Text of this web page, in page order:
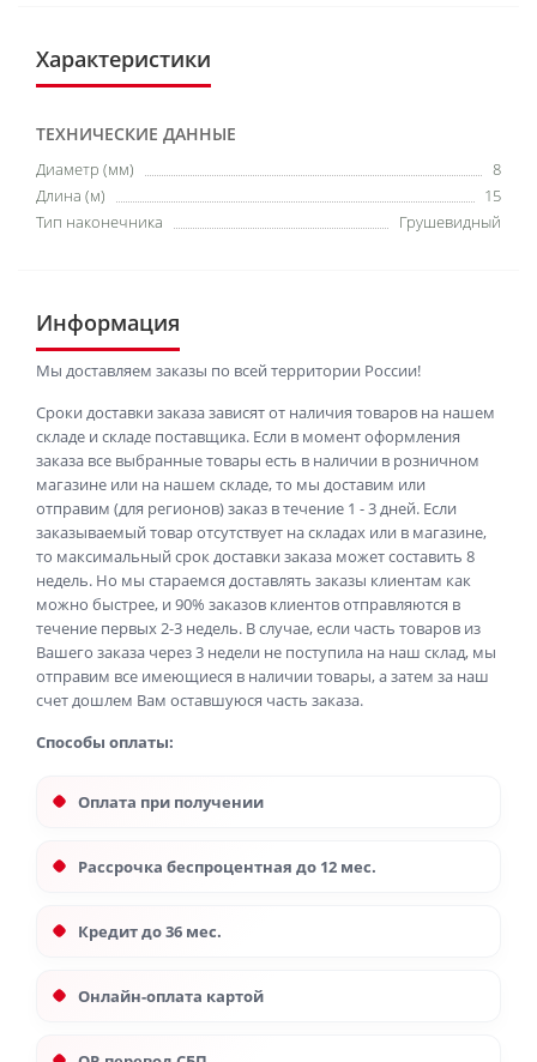
Характеристики
ТЕХНИЧЕСКИЕ ДАННЫЕ
Диаметр (мм)
8
Длина (м)
15
Тип наконечника
Грушевидный
Информация
Мы доставляем заказы по всей территории России!
Сроки доставки заказа зависят от наличия товаров на нашем
складе и складе поставщика. Если в момент оформления
заказа все выбранные товары есть в наличии в розничном
магазине или на нашем складе, то мы доставим или
отправим (для регионов) заказ в течение 1 - 3 дней. Если
заказываемый товар отсутствует на складах или в магазине,
то максимальный срок доставки заказа может составить 8
недель. Но мы стараемся доставлять заказы клиентам как
можно быстрее, и 90% заказов клиентов отправляются в
течение первых 2-3 недель. В случае, если часть товаров из
Вашего заказа через 3 недели не поступила на наш склад, мы
отправим все имеющиеся в наличии товары, а затем за наш
счет дошлем Вам оставшуюся часть заказа.
Способы оплаты:
Оплата при получении
Рассрочка беспроцентная до 12 мес.
Кредит до 36 мес.
Онлайн-оплата картой